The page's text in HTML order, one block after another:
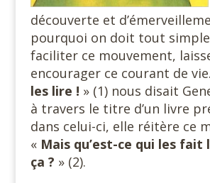
découverte et
pourquoi on doit tout
faciliter ce mouvement,
encourager ce courant de
les lire ! » (1) nous disait
à travers le titre d’un livre
dans celui-ci, elle réitère ce
« Mais qu’est-ce qui les fait
ça ? » (2).